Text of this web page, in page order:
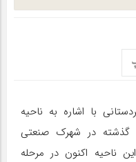
با اشاره به ناحیه
گذشته در شهرک صنعتی
ناحیه اکنون در مرحله